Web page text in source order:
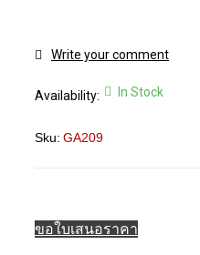
Write your comment
Availability: In Stock
Sku: GA209
ขอใบเสนอราคา